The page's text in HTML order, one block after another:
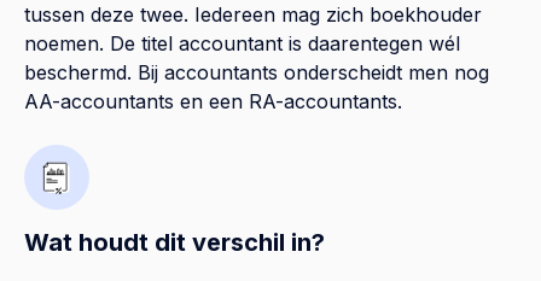
tussen deze twee. Iedereen mag zich boekhouder
noemen. De titel accountant is daarentegen wél
beschermd. Bij accountants onderscheidt men nog
AA-accountants en een RA-accountants.
Wat houdt dit verschil in?